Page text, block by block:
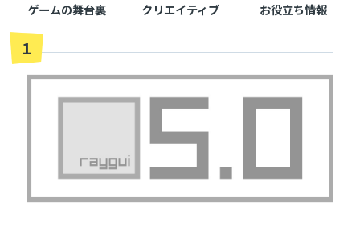
ゲームの舞台裏 クリエイティブ お役立ち情報
1